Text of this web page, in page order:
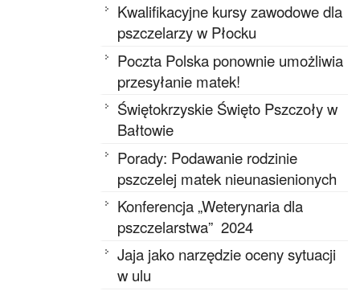
Kwalifikacyjne kursy zawodowe dla
pszczelarzy w Płocku
Poczta Polska ponownie umożliwia
przesyłanie matek!
Świętokrzyskie Święto Pszczoły w
Bałtowie
Porady: Podawanie rodzinie
pszczelej matek nieunasienionych
Konferencja „Weterynaria dla
pszczelarstwa” 2024
Jaja jako narzędzie oceny sytuacji
w ulu